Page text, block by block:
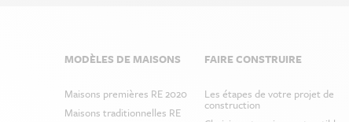
Prefooter
MODÈLES DE MAISONS
Maisons premières RE 2020
Maisons traditionnelles RE
FAIRE CONSTRUIRE
Les étapes de votre projet de
construction